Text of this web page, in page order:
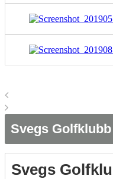
Svegs Golfklubb
Svegs